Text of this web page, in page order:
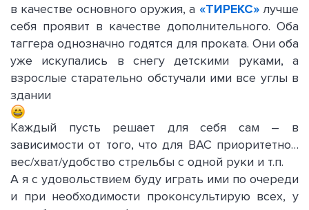
в качестве основного оружия, а «ТИРЕКС»лучше
себя проявит в качестве дополнительного. Оба
таггера однозначно годятся для проката. Они оба
уже искупались в снегу детскими руками, а
взрослые старательно обстучали ими все углы в
здании
Каждый пусть решает для себя сам – в
зависимости от того, что для ВАС приоритетно…
вес/хват/удобство стрельбы с одной руки и т.п.
А я с удовольствием буду играть ими по очереди
и при необходимости проконсультирую всех, у